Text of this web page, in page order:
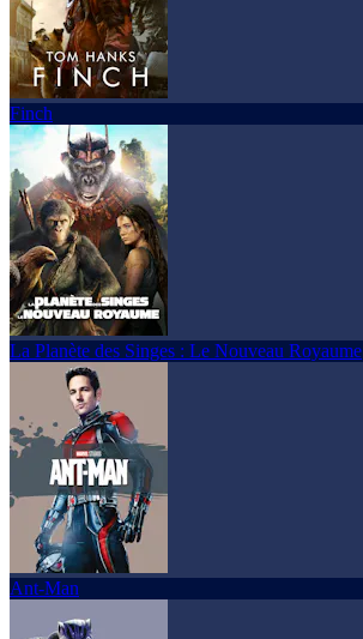
Finch
La Planète des Singes : Le Nouveau Royaume
Ant-Man